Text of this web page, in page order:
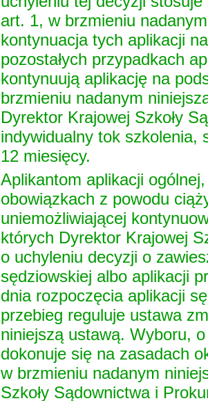
art. 1, w brzmieniu
kontynuacja tych aplikacji
pozostałych przypadkach
kontynuują aplikację na
brzmieniu nadanym
Dyrektor Krajowej Szkoły
indywidualny tok szkolenia,
12 miesięcy.
Aplikantom aplikacji
obowiązkach z powodu
uniemożliwiającej
których Dyrektor Krajowej
o uchyleniu decyzji o
sędziowskiej albo aplikacji
dnia rozpoczęcia aplikacji
przebieg reguluje ustawa
niniejszą ustawą. Wyboru,
dokonuje się na zasadach
w brzmieniu nadanym
Szkoły Sądownictwa i